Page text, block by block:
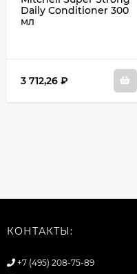
Daily Conditioner 300
мл
3 712,26 ₽
КОНТАКТЫ:
+7 (495) 208-75-89